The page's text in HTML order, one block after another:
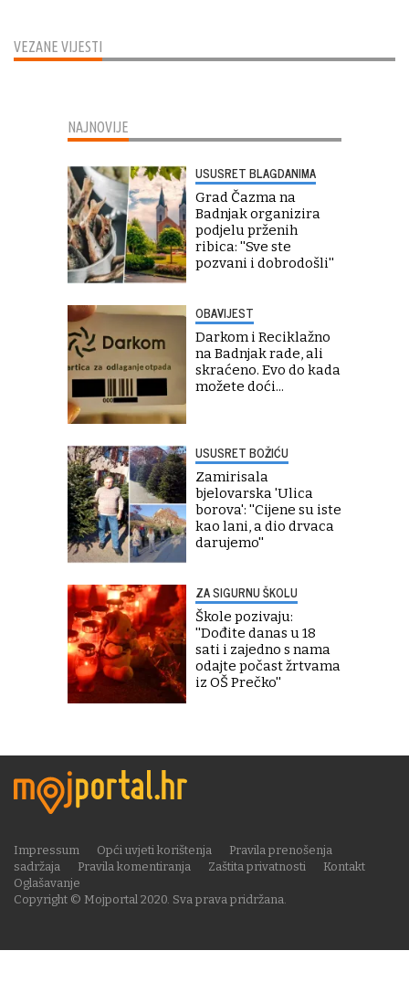
VEZANE VIJESTI
NAJNOVIJE
USUSRET BLAGDANIMA
Grad Čazma na
Badnjak organizira
podjelu prženih
ribica: ''Sve ste
pozvani i dobrodošli''
OBAVIJEST
Darkom i Reciklažno
na Badnjak rade, ali
skraćeno. Evo do kada
možete doći...
USUSRET BOŽIĆU
Zamirisala
bjelovarska 'Ulica
borova': ''Cijene su iste
kao lani, a dio drvaca
darujemo''
ZA SIGURNU ŠKOLU
Škole pozivaju:
''Dođite danas u 18
sati i zajedno s nama
odajte počast žrtvama
iz OŠ Prečko''
Copyright © Mojportal 2020. Sva prava pridržana.
Impressum Opći uvjeti korištenja
Pravila prenošenja
sadržaja
Pravila komentiranja Zaštita privatnosti
Kontakt
Oglašavanje